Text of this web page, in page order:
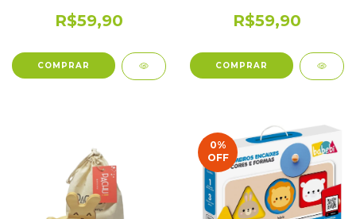
R$59,90 R$59,90
0%
OFF